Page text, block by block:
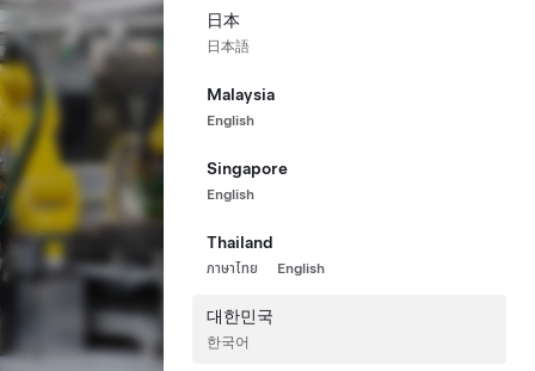
日本
日本語
Malaysia
English
Singapore
English
Thailand
ภาษาไทย English
대한민국
한국어